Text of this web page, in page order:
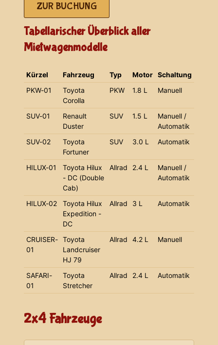
ZUR BUCHUNG
Tabellarischer Überblick aller
Mietwagenmodelle
Kürzel Fahrzeug Typ Motor Schaltung
PKW-01
Toyota
Corolla
PKW 1.8 L Manuell
SUV-01
Renault
Duster
SUV 1.5 L
Manuell /
Automatik
SUV-02
Toyota
Fortuner
SUV 3.0 L Automatik
HILUX-01
Toyota Hilux
- DC (Double
Cab)
Allrad 2.4 L
Manuell /
Automatik
HILUX-02
Toyota Hilux
Expedition -
DC
Allrad 3 L Automatik
CRUISER-
01
Toyota
Landcruiser
HJ 79
Allrad 4.2 L Manuell
SAFARI-
01
Toyota
Stretcher
Allrad 2.4 L Automatik
2x4 Fahrzeuge